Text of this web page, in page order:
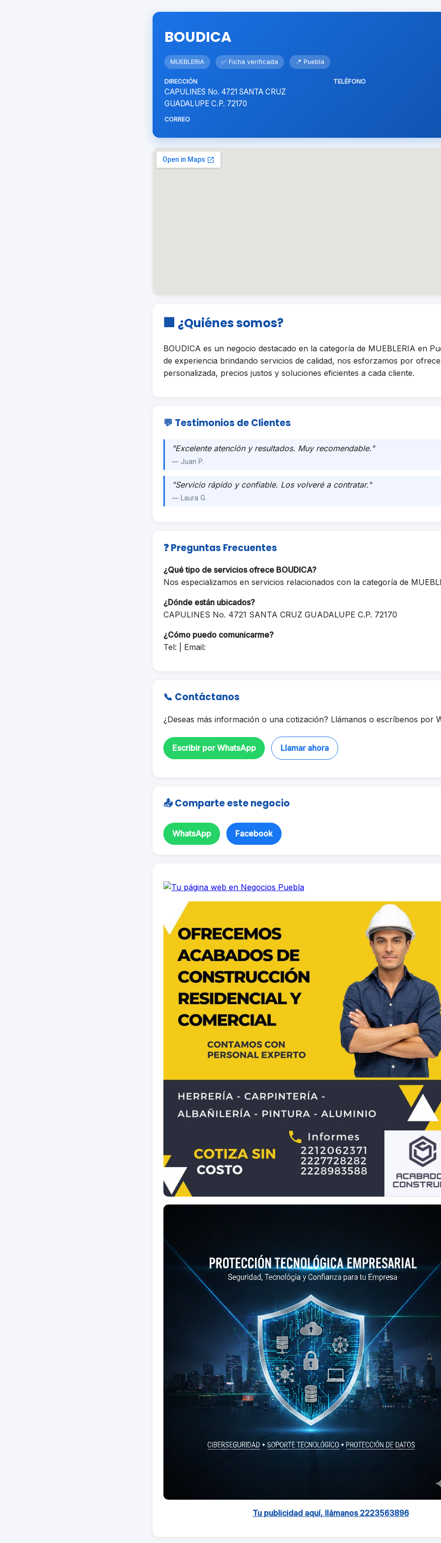
BOUDICA
MUEBLERIA ✅ Ficha verificada 📍 Puebla
DIRECCIÓN
CAPULINES No. 4721 SANTA CRUZ
GUADALUPE C.P. 72170
TELÉFONO
CORREO
🏢 ¿Quiénes somos?
BOUDICA es un negocio destacado en la categoría de MUEBLERIA en
de experiencia brindando servicios de calidad, nos esforzamos por
personalizada, precios justos y soluciones eficientes a cada cliente.
💬 Testimonios de Clientes
"Excelente atención y resultados. Muy recomendable."
— Juan P.
"Servicio rápido y confiable. Los volveré a contratar."
— Laura G.
❓ Preguntas Frecuentes
¿Qué tipo de servicios ofrece BOUDICA?
Nos especializamos en servicios relacionados con la categoría de
¿Dónde están ubicados?
CAPULINES No. 4721 SANTA CRUZ GUADALUPE C.P. 72170
¿Cómo puedo comunicarme?
Tel: | Email:
📞 Contáctanos
¿Deseas más información o una cotización? Llámanos o escríbenos por
Escribir por WhatsApp Llamar ahora
📤 Comparte este negocio
WhatsApp Facebook
Tu publicidad aquí, llámanos 2223563896